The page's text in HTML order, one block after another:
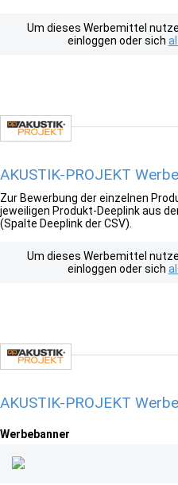
Um dieses Werbemittel
einloggen oder sich
AKUSTIK-PROJEKT
Zur Bewerbung der einzelnen
jeweiligen Produkt-Deeplink aus
(Spalte Deeplink der CSV).
Um dieses Werbemittel
einloggen oder sich
AKUSTIK-PROJEKT
Werbebanner